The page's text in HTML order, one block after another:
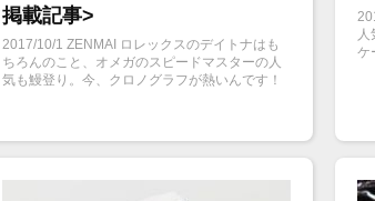
掲載記事>
2017/10/1 ZENMAI ロレックスのデイトナはも
ちろんのこと、オメガのスピードマスターの人
気も鰻登り。今、クロノグラフが熱いんです！
ケ